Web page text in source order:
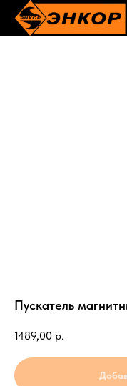
Пускатель
1489,00 р.